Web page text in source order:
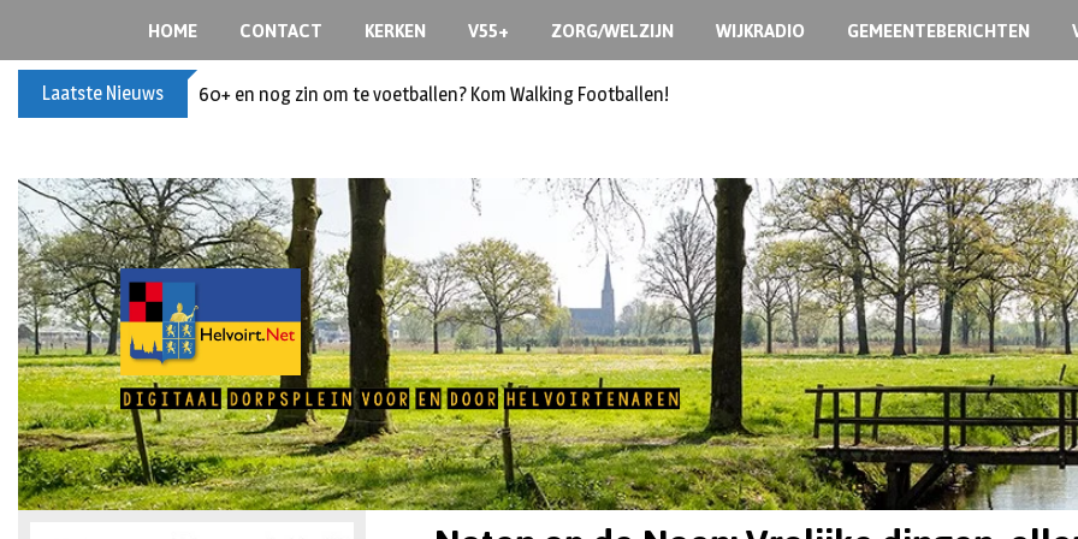
HOME CONTACT KERKEN V55+ ZORG/WELZIJN WIJKRADIO GEMEENTEBERICHTEN
Laatste Nieuws 60+ en nog zin om te voetballen? Kom Walking Footballen!